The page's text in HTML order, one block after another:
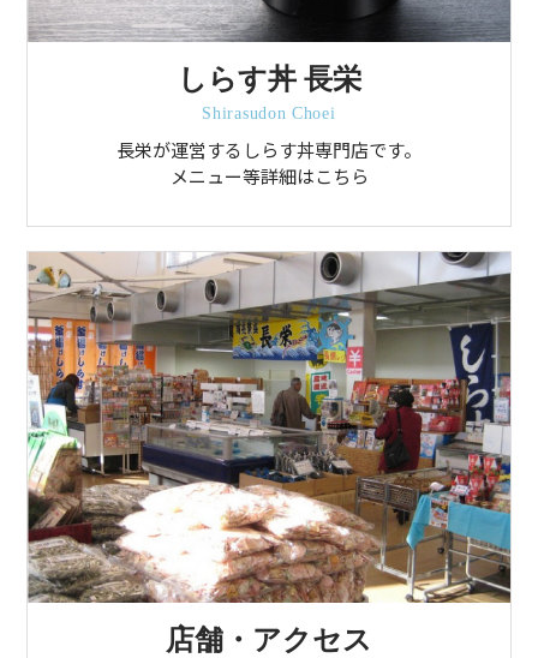
しらす丼 長栄
Shirasudon Choei
長栄が運営するしらす丼専門店です。
メニュー等詳細はこちら
店舗・アクセス